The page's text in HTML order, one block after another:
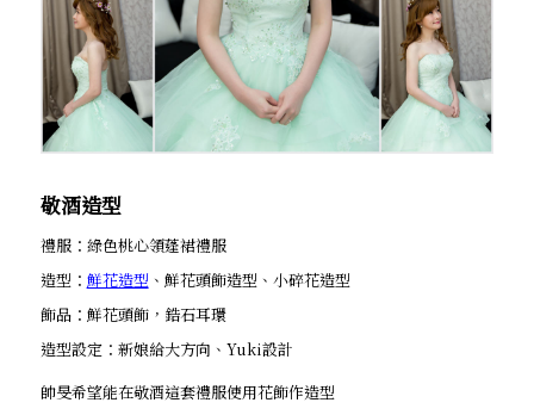
敬酒造型
禮服：綠色桃心領蓬裙禮服
造型： 鮮花造型 、鮮花頭飾造型、小碎花造型
飾品：鮮花頭飾，鋯石耳環
造型設定：新娘給大方向、Yuki設計
帥旻希望能在敬酒這套禮服使用花飾作造型